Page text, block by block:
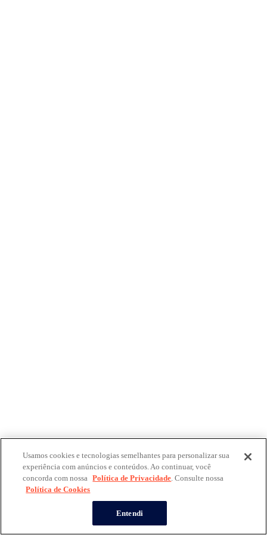
Usamos cookies e tecnologias semelhantes para personalizar sua
experiência com anúncios e conteúdos. Ao continuar, você
concorda com nossa Política de Privacidade. Consulte nossa
Política de Cookies
Entendi